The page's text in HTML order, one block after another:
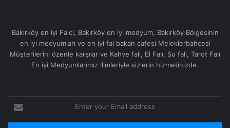
Bakırköy en iyi Falci, Bakırköy en iyi medyum, Bakırköy Bölgesinin
en iyi medyumları ve en iyi fal bakan cafesi Meleklerbahçesi
Müşterilerini özenle karşılar ve Kahve falı, El Falı, Su falı, Tarot Falı
En iyi Medyumlarımız ilimleriyle sizlerin hizmetinizde.
your
Email